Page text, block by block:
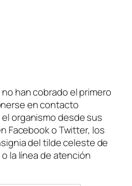
han cobrado el primero
en contacto
organismo desde sus
Facebook o Twitter, los
del tilde celeste de
la línea de atención